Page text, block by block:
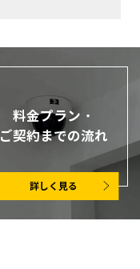
料金プラン・
ご契約までの流れ
詳しく見る